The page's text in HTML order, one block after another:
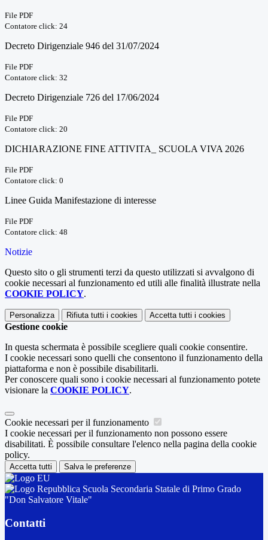
File PDF
Contatore click: 24
Decreto Dirigenziale 946 del 31/07/2024
File PDF
Contatore click: 32
Decreto Dirigenziale 726 del 17/06/2024
File PDF
Contatore click: 20
DICHIARAZIONE FINE ATTIVITA_ SCUOLA VIVA 2026
File PDF
Contatore click: 0
Linee Guida Manifestazione di interesse
File PDF
Contatore click: 48
Notizie
Questo sito o gli strumenti terzi da questo utilizzati si avvalgono di
cookie necessari al funzionamento ed utili alle finalità illustrate nella
COOKIE POLICY.
Personalizza Rifiuta tutti i cookies Accetta tutti i cookies
Gestione cookie
In questa schermata è possibile scegliere quali cookie consentire.
I cookie necessari sono quelli che consentono il funzionamento della
piattaforma e non è possibile disabilitarli.
Per conoscere quali sono i cookie necessari al funzionamento potete
visionare la COOKIE POLICY.
Cookie necessari per il funzionamento
I cookie necessari per il funzionamento non possono essere
disabilitati. È possibile consultare l'elenco nella pagina della cookie
policy.
Accetta tutti Salva le preferenze
Scuola Secondaria Statale di Primo Grado
"Don Salvatore Vitale"
Contatti